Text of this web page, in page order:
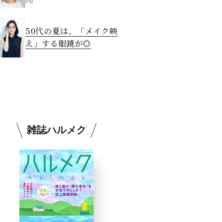
50代の夏は、「メイク映
え」する眼鏡が◎
雑誌ハルメク